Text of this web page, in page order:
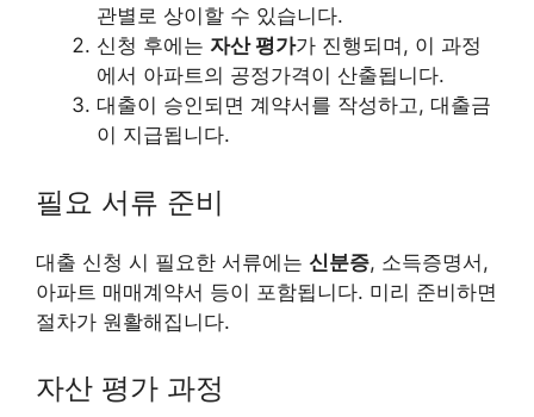
관별로 상이할 수 있습니다.
신청 후에는 자산 평가가 진행되며, 이 과정
에서 아파트의 공정가격이 산출됩니다.
대출이 승인되면 계약서를 작성하고, 대출금
이 지급됩니다.
필요 서류 준비
대출 신청 시 필요한 서류에는 신분증, 소득증명서,
아파트 매매계약서 등이 포함됩니다. 미리 준비하면
절차가 원활해집니다.
자산 평가 과정